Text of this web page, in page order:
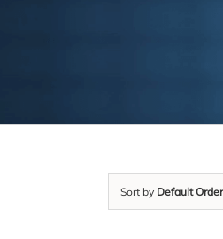
Sort by Default Order